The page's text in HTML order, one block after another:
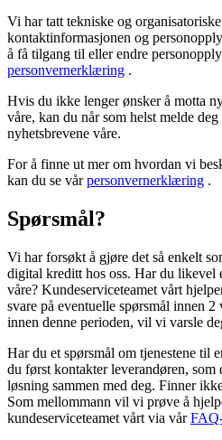
Vi har tatt tekniske og
kontaktinformasjonen og
å få tilgang til eller endre
personvernerklæring .
Hvis du ikke lenger ønsker å motta
våre, kan du når som helst melde
nyhetsbrevene våre.
For å finne ut mer om hvordan vi
kan du se vårpersonvernerklæring .
Spørsmål?
Vi har forsøkt å gjøre det så enkelt
digital kreditt hos oss. Har du likevel
våre? Kundeserviceteamet vårt
svare på eventuelle spørsmål innen
innen denne perioden, vil vi varsle
Har du et spørsmål om tjenestene til
du først kontakter leverandøren, som
løsning sammen med deg. Finner
Som mellommann vil vi prøve å
kundeserviceteamet vårt via vår